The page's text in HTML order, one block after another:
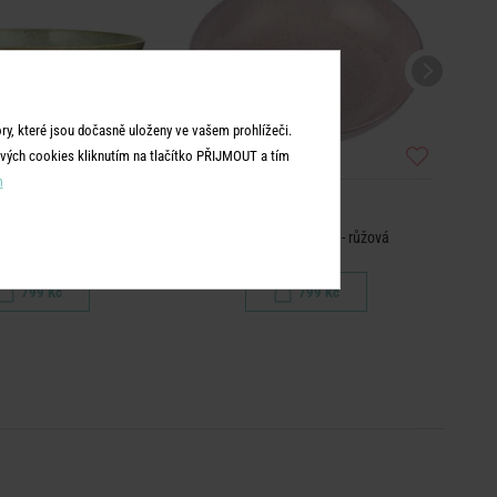
799 Kč
Salátová mísa 1,9 l - růžová
799 Kč
které jsou dočasně uloženy ve vašem prohlížeči.
cookies kliknutím na tlačítko PŘIJMOUT a tím